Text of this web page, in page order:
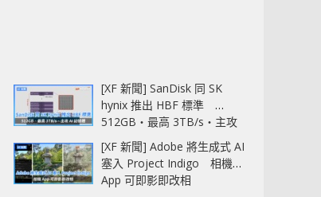
[XF 新聞] SanDisk 同 SK
hynix 推出 HBF 標準
512GB‧最高 3TB/s‧主攻
AI 記憶體
[XF 新聞] Adobe 將生成式 AI
塞入 Project Indigo 相機
App 可即影即改相